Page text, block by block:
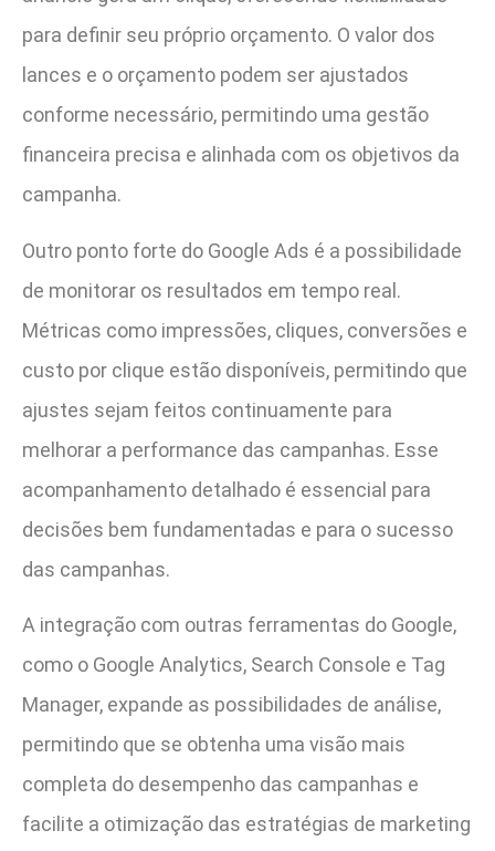
para definir seu próprio orçamento. O valor dos
lances e o orçamento podem ser ajustados
conforme necessário, permitindo uma gestão
financeira precisa e alinhada com os objetivos da
campanha.
Outro ponto forte do Google Ads é a possibilidade
de monitorar os resultados em tempo real.
Métricas como impressões, cliques, conversões e
custo por clique estão disponíveis, permitindo que
ajustes sejam feitos continuamente para
melhorar a performance das campanhas. Esse
acompanhamento detalhado é essencial para
decisões bem fundamentadas e para o sucesso
das campanhas.
A integração com outras ferramentas do Google,
como o Google Analytics, Search Console e Tag
Manager, expande as possibilidades de análise,
permitindo que se obtenha uma visão mais
completa do desempenho das campanhas e
facilite a otimização das estratégias de marketing